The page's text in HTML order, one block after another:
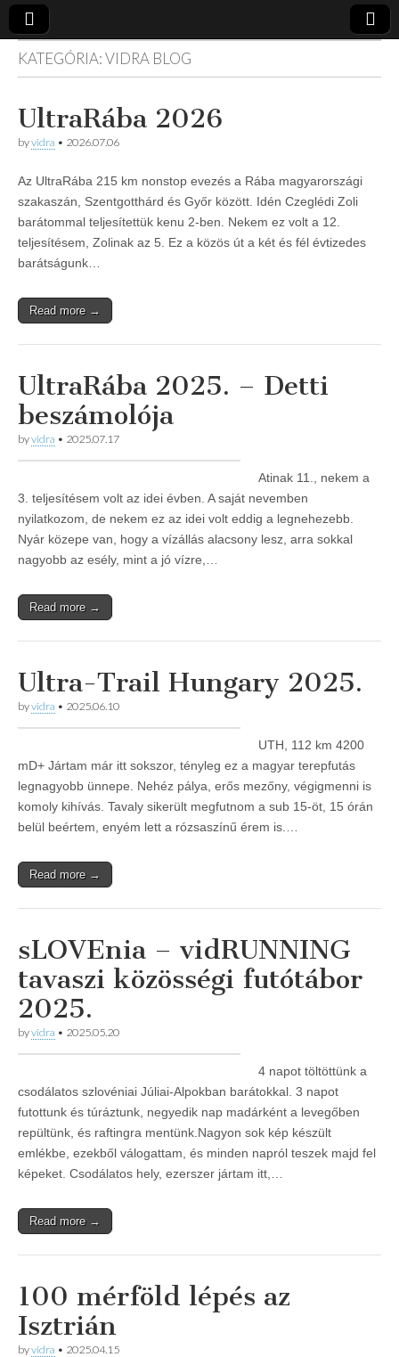
Vidra
Vízitúra
… vízitúra
kajakoktatás,
kajak-kenu
bolt,
KATEGÓRIA:VIDRA BLOG
UltraRába 2026
byvidra • 2026.07.06
Az UltraRába 215 km nonstop evezés a Rába magyarországi
szakaszán, Szentgotthárd és Győr között. Idén Czeglédi Zoli
barátommal teljesítettük kenu 2-ben. Nekem ez volt a 12.
teljesítésem, Zolinak az 5. Ez a közös út a két és fél évtizedes
barátságunk…
Read more →
UltraRába 2025. – Detti
beszámolója
byvidra • 2025.07.17
Atinak 11., nekem a
3. teljesítésem volt az idei évben. A saját nevemben
nyilatkozom, de nekem ez az idei volt eddig a legnehezebb.
Nyár közepe van, hogy a vízállás alacsony lesz, arra sokkal
nagyobb az esély, mint a jó vízre,…
Read more →
Ultra-Trail Hungary 2025.
byvidra • 2025.06.10
UTH, 112 km 4200
mD+ Jártam már itt sokszor, tényleg ez a magyar terepfutás
legnagyobb ünnepe. Nehéz pálya, erős mezőny, végigmenni is
komoly kihívás. Tavaly sikerült megfutnom a sub 15-öt, 15 órán
belül beértem, enyém lett a rózsaszínű érem is.…
Read more →
sLOVEnia – vidRUNNING
tavaszi közösségi futótábor
2025.
byvidra • 2025.05.20
4 napot töltöttünk a
csodálatos szlovéniai Júliai-Alpokban barátokkal. 3 napot
futottunk és túráztunk, negyedik nap madárként a levegőben
repültünk, és raftingra mentünk.Nagyon sok kép készült
emlékbe, ezekből válogattam, és minden napról teszek majd fel
képeket. Csodálatos hely, ezerszer jártam itt,…
Read more →
100 mérföld lépés az
Isztrián
byvidra • 2025.04.15